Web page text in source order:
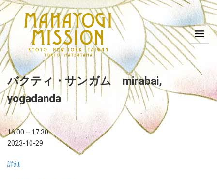
バクティ・サンガム mirabai,
yogadanda
16:00 – 17:30
2023-10-29
詳細